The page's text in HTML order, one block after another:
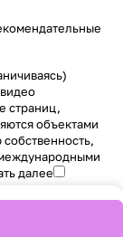
страниц,
объектами
далее